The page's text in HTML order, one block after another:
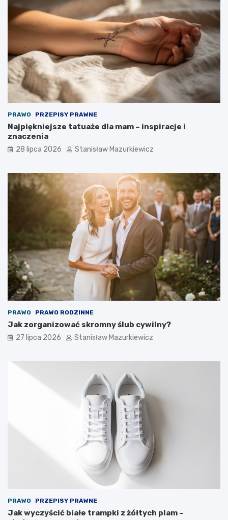
PRAWO PRZEPISY PRAWNE
Najpiękniejsze tatuaże dla mam – inspiracje i
znaczenia
28 lipca 2026 Stanisław Mazurkiewicz
PRAWO PRAWO RODZINNE
Jak zorganizować skromny ślub cywilny?
27 lipca 2026 Stanisław Mazurkiewicz
PRAWO PRZEPISY PRAWNE
Jak wyczyścić białe trampki z żółtych plam –